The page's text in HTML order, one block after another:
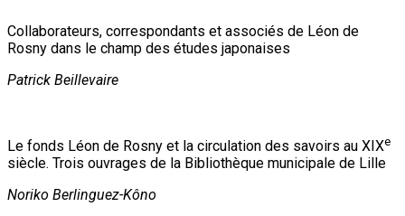
Collaborateurs, correspondants et associés de Léon de
Rosny dans le champ des études japonaises
Patrick Beillevaire
Le fonds Léon de Rosny et la circulation des savoirs au XIXe
siècle. Trois ouvrages de la Bibliothèque municipale de Lille
Noriko Berlinguez-Kôno